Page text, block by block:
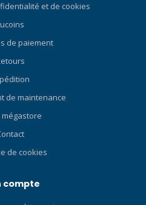
et de cookies
de paiement
de maintenance
de cookies
compte